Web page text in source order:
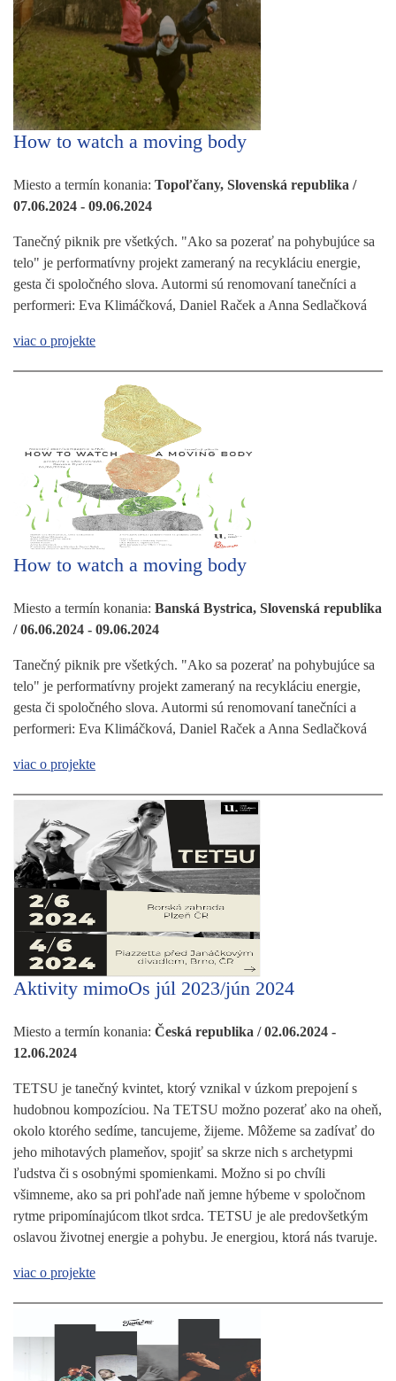
How to watch a moving body
Miesto a termín konania: Topoľčany, Slovenská republika /
07.06.2024 - 09.06.2024
Tanečný piknik pre všetkých. "Ako sa pozerať na pohybujúce sa
telo" je performatívny projekt zameraný na recykláciu energie,
gesta či spoločného slova. Autormi sú renomovaní tanečníci a
performeri: Eva Klimáčková, Daniel Raček a Anna Sedlačková
viac o projekte
How to watch a moving body
Miesto a termín konania: Banská Bystrica, Slovenská republika
/ 06.06.2024 - 09.06.2024
Tanečný piknik pre všetkých. "Ako sa pozerať na pohybujúce sa
telo" je performatívny projekt zameraný na recykláciu energie,
gesta či spoločného slova. Autormi sú renomovaní tanečníci a
performeri: Eva Klimáčková, Daniel Raček a Anna Sedlačková
viac o projekte
Aktivity mimoOs júl 2023/jún 2024
Miesto a termín konania: Česká republika / 02.06.2024 -
12.06.2024
TETSU je tanečný kvintet, ktorý vznikal v úzkom prepojení s
hudobnou kompozíciou. Na TETSU možno pozerať ako na oheň,
okolo ktorého sedíme, tancujeme, žijeme. Môžeme sa zadívať do
jeho mihotavých plameňov, spojiť sa skrze nich s archetypmi
ľudstva či s osobnými spomienkami. Možno si po chvíli
všimneme, ako sa pri pohľade naň jemne hýbeme v spoločnom
rytme pripomínajúcom tlkot srdca. TETSU je ale predovšetkým
oslavou životnej energie a pohybu. Je energiou, ktorá nás tvaruje.
viac o projekte